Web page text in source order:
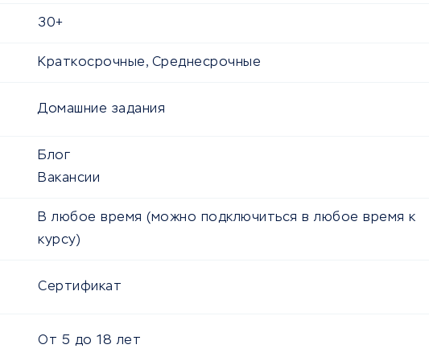
30+
Краткосрочные, Среднесрочные
Домашние задания
Блог
Вакансии
В любое время (можно подключиться в любое время к
курсу)
Сертификат
От 5 до 18 лет